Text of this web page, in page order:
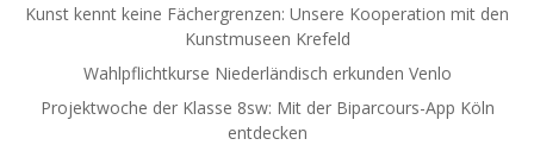
Kunst kennt keine Fächergrenzen: Unsere Kooperation mit den
Kunstmuseen Krefeld
Wahlpflichtkurse Niederländisch erkunden Venlo
Projektwoche der Klasse 8sw: Mit der Biparcours-App Köln
entdecken